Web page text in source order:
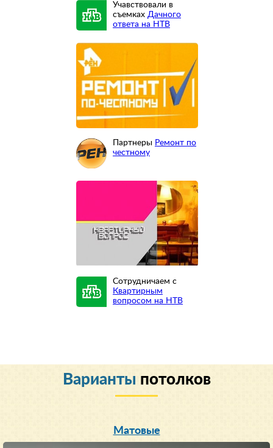
Учавствовали в
съемках Дачного
ответа на НТВ
Партнеры Ремонт по
честному
Сотрудничаем с
Квартирным
вопросом на НТВ
Варианты потолков
Матовые